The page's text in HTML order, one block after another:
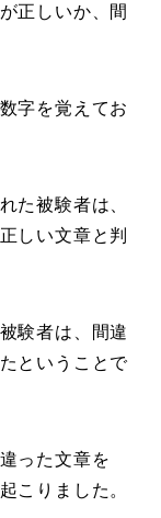
正しいか、間
字を覚えてお
た被験者は、
しい文章と判
験者は、間違
ということで
った文章を
こりました。